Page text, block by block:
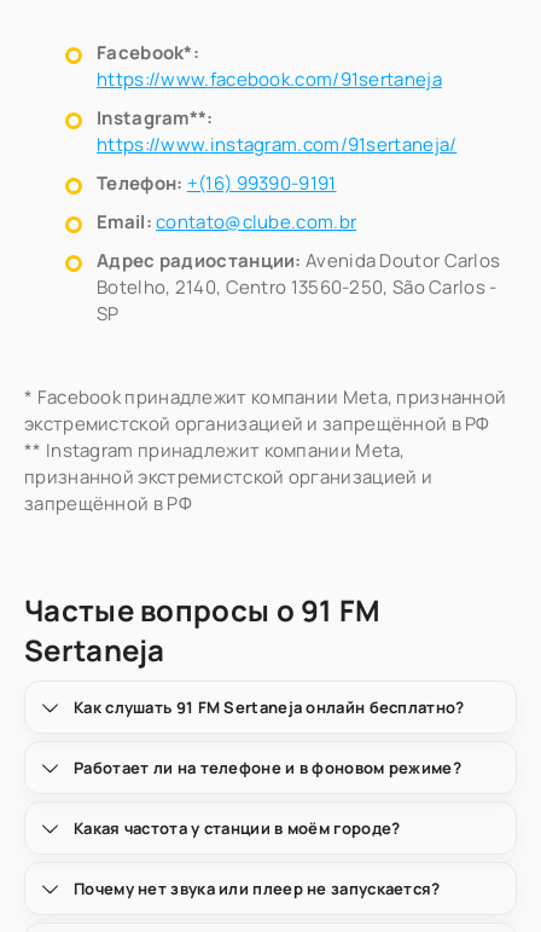
Facebook*:
https://www.facebook.com/91sertaneja
Instagram**:
https://www.instagram.com/91sertaneja/
Телефон: +(16) 99390-9191
Email:contato@clube.com.br
Адрес радиостанции: Avenida Doutor Carlos
Botelho, 2140, Centro 13560-250, São Carlos -
SP
* Facebook принадлежит компании Meta, признанной
экстремистской организацией и запрещённой в РФ
** Instagram принадлежит компании Meta,
признанной экстремистской организацией и
запрещённой в РФ
Частые вопросы о 91 FM
Sertaneja
Как слушать 91 FM Sertaneja онлайн бесплатно?
Работает ли на телефоне и в фоновом режиме?
Какая частота у станции в моём городе?
Почему нет звука или плеер не запускается?